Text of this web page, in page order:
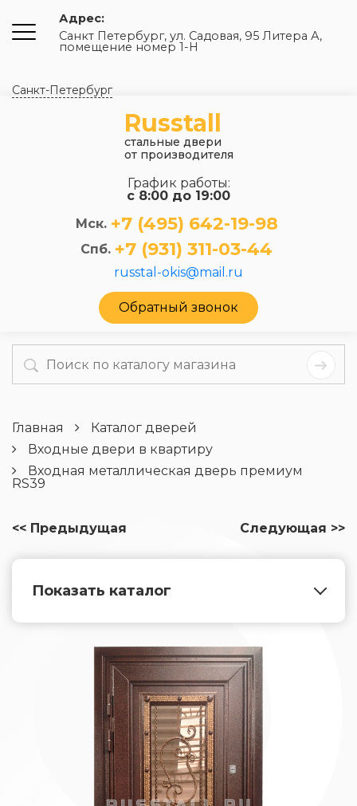
Адрес:
Санкт Петербург, ул. Садовая, 95 Литера А,
помещение номер 1-Н
Санкт-Петербург
Russtall
стальные двери
от производителя
График работы:
с 8:00 до 19:00
Мск. +7 (495) 642-19-98
Спб. +7 (931) 311-03-44
russtal-okis@mail.ru
Обратный звонок
Главная
Каталог дверей
Входные двери в квартиру
Входная металлическая дверь премиум
RS39
<< Предыдущая Следующая >>
Показать каталог